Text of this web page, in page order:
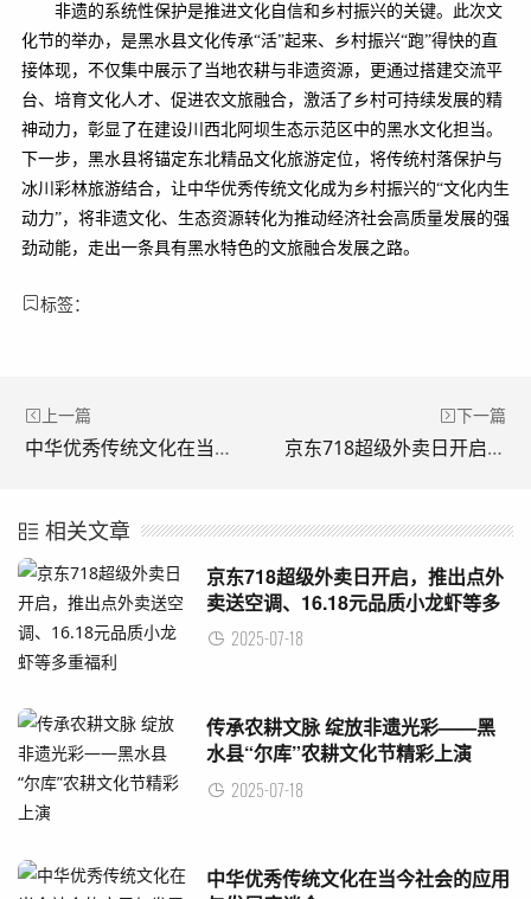
非遗的系统性保护是推进文化自信和乡村振兴的关键。此次文
化节的举办，是黑水县文化传承“活”起来、乡村振兴“跑”得快的直
接体现，不仅集中展示了当地农耕与非遗资源，更通过搭建交流平
台、培育文化人才、促进农文旅融合，激活了乡村可持续发展的精
神动力，彰显了在建设川西北阿坝生态示范区中的黑水文化担当。
下一步，黑水县将锚定东北精品文化旅游定位，将传统村落保护与
冰川彩林旅游结合，让中华优秀传统文化成为乡村振兴的“文化内生
动力”，将非遗文化、生态资源转化为推动经济社会高质量发展的强
劲动能，走出一条具有黑水特色的文旅融合发展之路。
标签：
上一篇
中华优秀传统文化在当今社会的应用与发展座谈会
下一篇
京东718超级外卖日开启，推出点外卖送空调、16.18元品质小龙虾等多重福利
相关文章
京东718超级外卖日开启，推出点外
卖送空调、16.18元品质小龙虾等多
重福利
2025-07-18
传承农耕文脉 绽放非遗光彩——黑
水县“尔库”农耕文化节精彩上演
2025-07-18
中华优秀传统文化在当今社会的应用